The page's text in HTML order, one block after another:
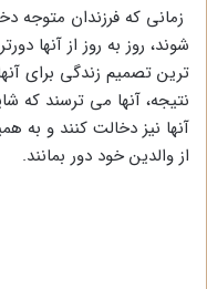
زمانی که فرزندان متوجه
شوند، روز به روز از آنها
ترین تصمیم زندگی برای
نتیجه، آنها می ترسند که
آنها نیز دخالت کنند و به
از والدین خود دور بمانند.